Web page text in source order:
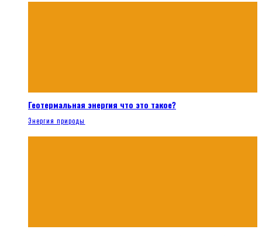
Геотермальная энергия что это такое?
Энергия природы